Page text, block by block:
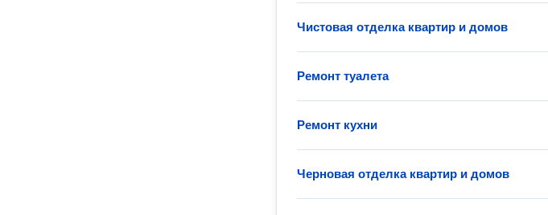
Чистовая отделка квартир и домов
Ремонт туалета
Ремонт кухни
Черновая отделка квартир и домов